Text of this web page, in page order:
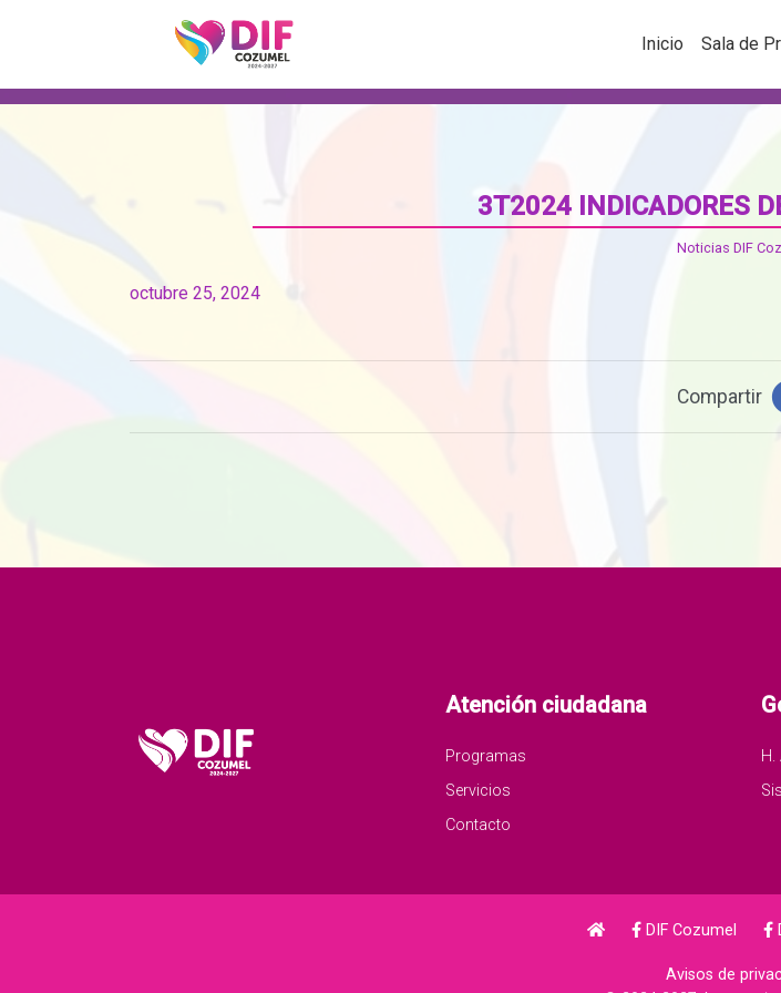
Inicio Sala de
3T2024 INDICADORES
Noticias DIF
octubre 25, 2024
Compartir
Atención ciudadana
Programas
Servicios
Contacto
H.
DIF Cozumel
Avisos de